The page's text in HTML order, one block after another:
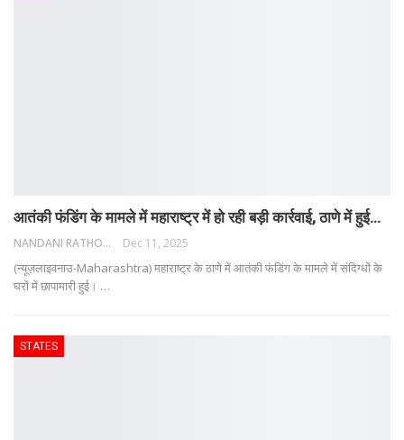
आतंकी फंडिंग के मामले में महाराष्ट्र में हो रही बड़ी कार्रवाई, ठाणे में हुई…
NANDANI RATHORE Dec 11, 2025
(न्यूज़लाइवनाउ-Maharashtra) महाराष्ट्र के ठाणे में आतंकी फंडिंग के मामले में संदिग्धों के
घरों में छापामारी हुई। …
STATES